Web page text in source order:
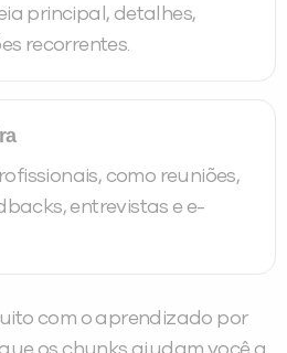
principal, detalhes,
recorrentes.
como reuniões,
entrevistas e e-
com o aprendizado por